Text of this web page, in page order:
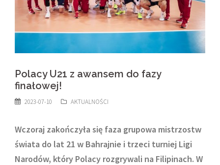
Polacy U21 z awansem do fazy
finałowej!
2023-07-10 AKTUALNOŚCI
Wczoraj zakończyła się faza grupowa mistrzostw
świata do lat 21 w Bahrajnie i trzeci turniej Ligi
Narodów, który Polacy rozgrywali na Filipinach. W